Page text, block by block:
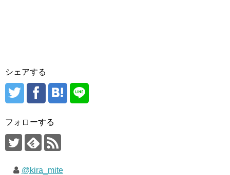
シェアする
フォローする
@kira_mite